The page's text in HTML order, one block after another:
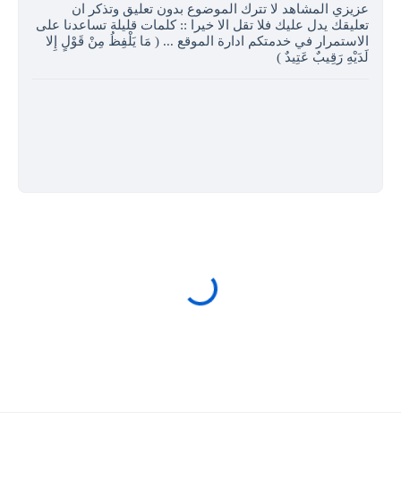
عزيزي المشاهد لا تترك الموضوع بدون تعليق وتذكر ان
تعليقك يدل عليك فلا تقل الا خيرا :: كلمات قليلة تساعدنا على
الاستمرار في خدمتكم ادارة الموقع ... ( مَا يَلْفِظُ مِنْ قَوْلٍ إِلا
لَدَيْهِ رَقِيبٌ عَتِيدٌ )